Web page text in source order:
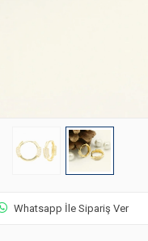
Whatsapp İle Sipariş Ver